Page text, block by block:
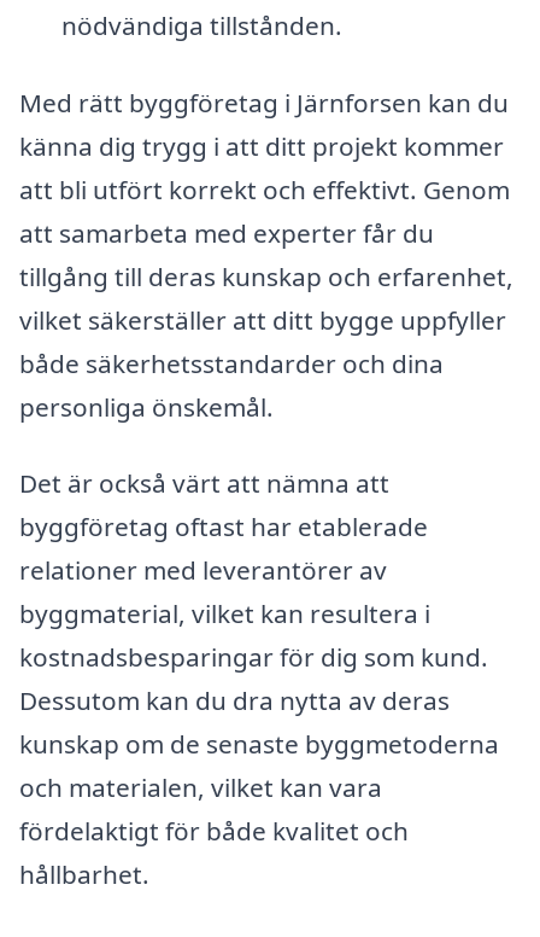
nödvändiga tillstånden.
Med rätt byggföretag i Järnforsen kan du
känna dig trygg i att ditt projekt kommer
att bli utfört korrekt och effektivt. Genom
att samarbeta med experter får du
tillgång till deras kunskap och erfarenhet,
vilket säkerställer att ditt bygge uppfyller
både säkerhetsstandarder och dina
personliga önskemål.
Det är också värt att nämna att
byggföretag oftast har etablerade
relationer med leverantörer av
byggmaterial, vilket kan resultera i
kostnadsbesparingar för dig som kund.
Dessutom kan du dra nytta av deras
kunskap om de senaste byggmetoderna
och materialen, vilket kan vara
fördelaktigt för både kvalitet och
hållbarhet.